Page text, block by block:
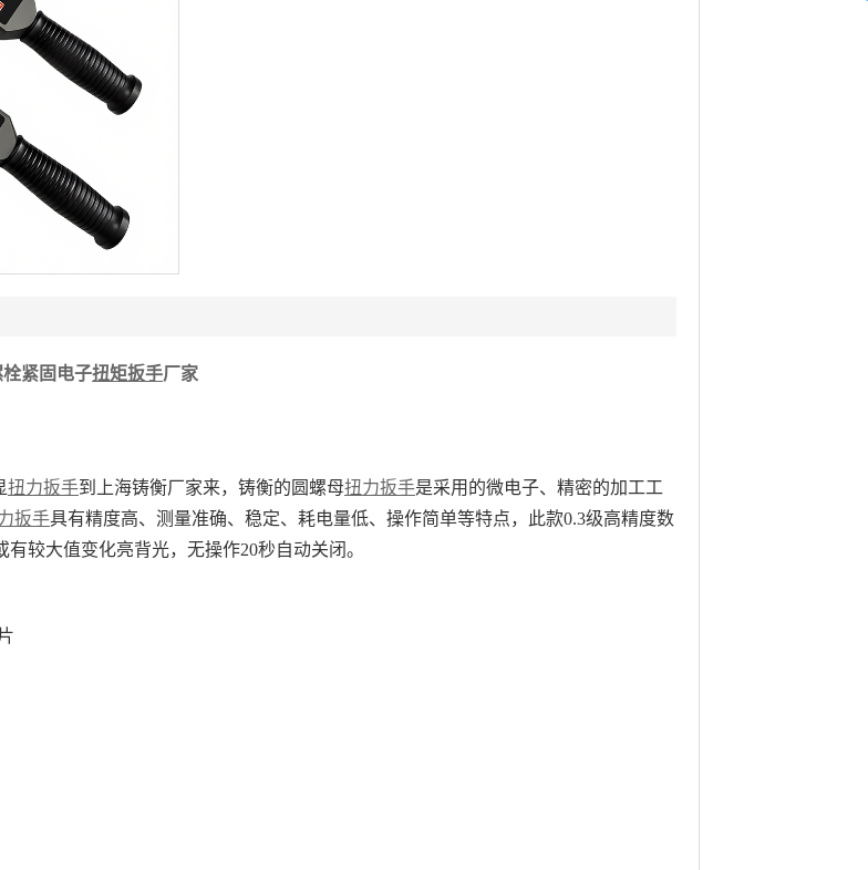
紧固电子扭矩扳手厂家
扭力扳手到上海铸衡厂家来，铸衡的 圆螺母扭力扳手是采用的微电子、精密的加工工
扳手具有精度高、测量准确、稳定、耗电量低、操作简单等特点，此款0.3级高精度数
有较大值变化亮背光，无操作20秒自动关闭。